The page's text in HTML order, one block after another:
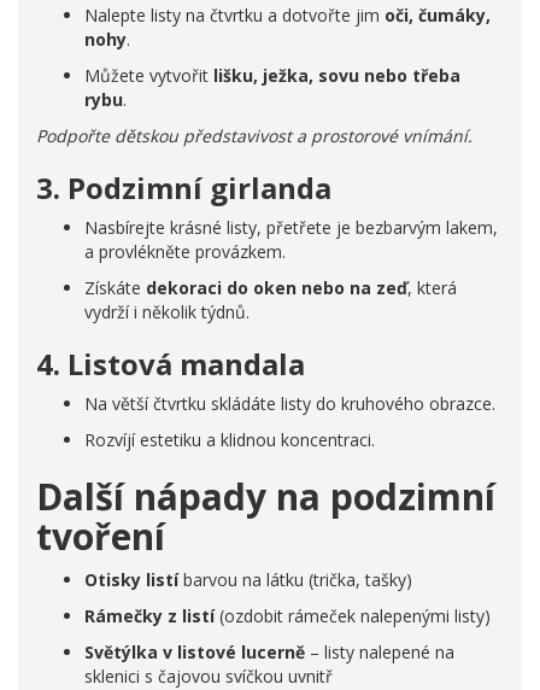
Nalepte listy na čtvrtku a dotvořte jim oči, čumáky,
nohy.
Můžete vytvořit lišku, ježka, sovu nebo třeba
rybu.
Podpořte dětskou představivost a prostorové vnímání.
3. Podzimní girlanda
Nasbírejte krásné listy, přetřete je bezbarvým lakem,
a provlékněte provázkem.
Získáte dekoraci do oken nebo na zeď, která
vydrží i několik týdnů.
4. Listová mandala
Na větší čtvrtku skládáte listy do kruhového obrazce.
Rozvíjí estetiku a klidnou koncentraci.
Další nápady na podzimní
tvoření
Otisky listíbarvou na látku (trička, tašky)
Rámečky z listí(ozdobit rámeček nalepenými listy)
Světýlka v listové lucerně – listy nalepené na
sklenici s čajovou svíčkou uvnitř